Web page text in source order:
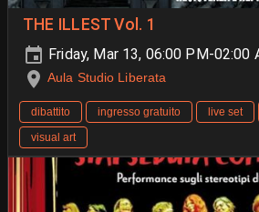
THE ILLEST Vol. 1
Friday, Mar 13, 06:00 PM-02:00
Aula Studio Liberata
dibattito ingresso gratuito live set
visual art